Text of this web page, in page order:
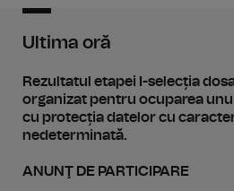
Ultima oră
Rezultatul etapei I-selecția
organizat pentru ocuparea
cu protecția datelor cu
nedeterminată.
ANUNŢ DE PARTICIPARE